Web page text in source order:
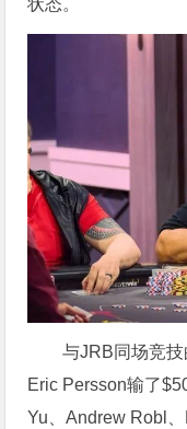
状态。
与JRB同场竞
Eric Persson输了
Yu、Andrew Robl